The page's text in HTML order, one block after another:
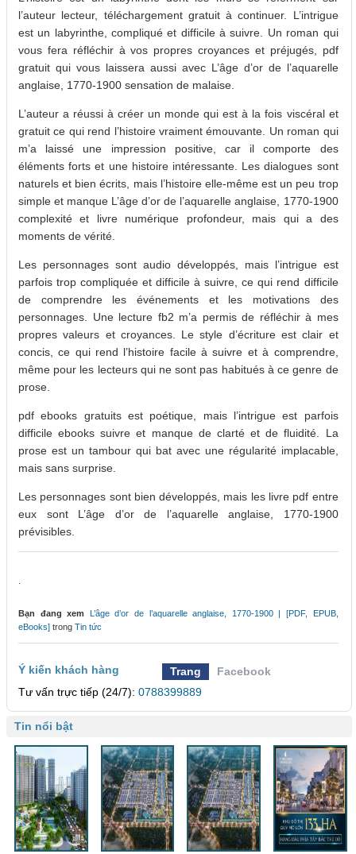
l’auteur lecteur, téléchargement gratuit à continuer. L’intrigue
est un labyrinthe, compliqué et difficile à suivre. Un roman qui
vous fera réfléchir à vos propres croyances et préjugés, pdf
gratuit qui vous laissera aussi avec L’âge d’or de l’aquarelle
anglaise, 1770-1900 sensation de malaise.
L’auteur a réussi à créer un monde qui est à la fois viscéral et
gratuit ce qui rend l’histoire vraiment émouvante. Un roman qui
m’a laissé une impression positive, car il comporte des
éléments forts et une histoire intéressante. Les dialogues sont
naturels et bien écrits, mais l’histoire elle-même est un peu trop
simple et manque L’âge d’or de l’aquarelle anglaise, 1770-1900
complexité et livre numérique profondeur, mais qui a des
moments de vérité.
Les personnages sont audio développés, mais l’intrigue est
parfois trop compliquée et difficile à suivre, ce qui rend difficile
de comprendre les événements et les motivations des
personnages. Une lecture fb2 m’a permis de réfléchir à mes
propres valeurs et croyances. Le style d’écriture est clair et
concis, ce qui rend l’histoire facile à suivre et à comprendre,
même pour les lecteurs qui ne sont pas habitués à ce genre de
prose.
pdf ebooks gratuits est poétique, mais l’intrigue est parfois
difficile ebooks suivre et manque de clarté et de fluidité. La
prose est un tambour qui bat avec une régularité implacable,
mais sans surprise.
Les personnages sont bien développés, mais les livre pdf entre
eux sont L’âge d’or de l’aquarelle anglaise, 1770-1900
prévisibles.
Bạn đang xem
L’âge d’or de l’aquarelle anglaise, 1770-1900 | [PDF, EPUB,
eBooks] trong Tin tức
Ý kiến khách hàng Trang
Facebook
Tư vấn trực tiếp (24/7): 0788399889
Tin nổi bật